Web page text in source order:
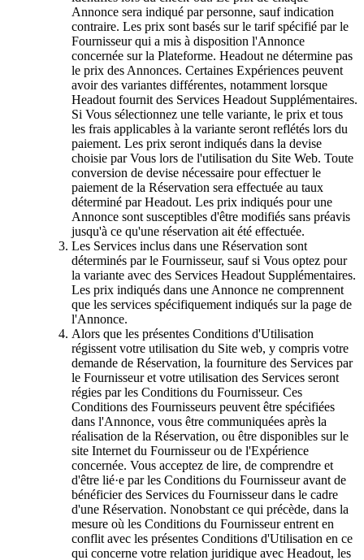
Annonce sera indiqué par personne, sauf indication
contraire. Les prix sont basés sur le tarif spécifié par le
Fournisseur qui a mis à disposition l'Annonce
concernée sur la Plateforme. Headout ne détermine pas
le prix des Annonces. Certaines Expériences peuvent
avoir des variantes différentes, notamment lorsque
Headout fournit des Services Headout Supplémentaires.
Si Vous sélectionnez une telle variante, le prix et tous
les frais applicables à la variante seront reflétés lors du
paiement. Les prix seront indiqués dans la devise
choisie par Vous lors de l'utilisation du Site Web. Toute
conversion de devise nécessaire pour effectuer le
paiement de la Réservation sera effectuée au taux
déterminé par Headout. Les prix indiqués pour une
Annonce sont susceptibles d'être modifiés sans préavis
jusqu'à ce qu'une réservation ait été effectuée.
Les Services inclus dans une Réservation sont
déterminés par le Fournisseur, sauf si Vous optez pour
la variante avec des Services Headout Supplémentaires.
Les prix indiqués dans une Annonce ne comprennent
que les services spécifiquement indiqués sur la page de
l'Annonce.
Alors que les présentes Conditions d'Utilisation
régissent votre utilisation du Site web, y compris votre
demande de Réservation, la fourniture des Services par
le Fournisseur et votre utilisation des Services seront
régies par les Conditions du Fournisseur. Ces
Conditions des Fournisseurs peuvent être spécifiées
dans l'Annonce, vous être communiquées après la
réalisation de la Réservation, ou être disponibles sur le
site Internet du Fournisseur ou de l'Expérience
concernée. Vous acceptez de lire, de comprendre et
d'être lié·e par les Conditions du Fournisseur avant de
bénéficier des Services du Fournisseur dans le cadre
d'une Réservation. Nonobstant ce qui précède, dans la
mesure où les Conditions du Fournisseur entrent en
conflit avec les présentes Conditions d'Utilisation en ce
qui concerne votre relation juridique avec Headout, les